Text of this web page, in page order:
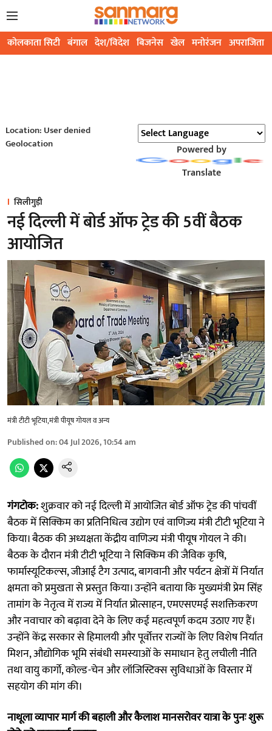
कोलकाता सिटी बंगाल देश/विदेश बिजनेस खेल मनोरंजन अपराजिता
Location: User denied
Geolocation
Powered by
Translate
सिलीगुड़ी
नई दिल्ली में बोर्ड ऑफ ट्रेड की 5वीं बैठक
आयोजित
मंत्री टीटी भूटिया,मंत्री पीयूष गोयल व अन्य
Published on:04 Jul 2026, 10:54 am
गंगटोक:शुक्रवार को नई दिल्ली में आयोजित बोर्ड ऑफ ट्रेड की पांचवीं
बैठक में सिक्किम का प्रतिनिधित्व उद्योग एवं वाणिज्य मंत्री टीटी भूटिया ने
किया। बैठक की अध्यक्षता केंद्रीय वाणिज्य मंत्री पीयूष गोयल ने की।
बैठक के दौरान मंत्री टीटी भूटिया ने सिक्किम की जैविक कृषि,
फार्मास्यूटिकल्स, जीआई टैग उत्पाद, बागवानी और पर्यटन क्षेत्रों में निर्यात
क्षमता को प्रमुखता से प्रस्तुत किया। उन्होंने बताया कि मुख्यमंत्री प्रेम सिंह
तामांग के नेतृत्व में राज्य में निर्यात प्रोत्साहन, एमएसएमई सशक्तिकरण
और नवाचार को बढ़ावा देने के लिए कई महत्वपूर्ण कदम उठाए गए हैं।
उन्होंने केंद्र सरकार से हिमालयी और पूर्वोत्तर राज्यों के लिए विशेष निर्यात
मिशन, औद्योगिक भूमि संबंधी समस्याओं के समाधान हेतु लचीली नीति
तथा वायु कार्गो, कोल्ड-चेन और लॉजिस्टिक्स सुविधाओं के विस्तार में
सहयोग की मांग की।
नाथूला व्यापार मार्ग की बहाली और कैलाश मानसरोवर यात्रा के पुनः शुरू